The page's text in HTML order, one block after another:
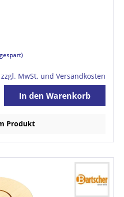
MwSt. und Versandkosten
In den Warenkorb
Produkt